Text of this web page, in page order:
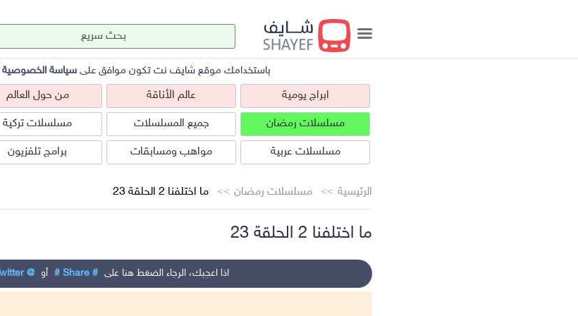
ابراج يومية
باستخدامك موقع شايف نت تكون موافق على سياسة الخصوصية
ابراج يومية عالم الأناقة من حول العالم
مسلسلات رمضان جميع المسلسلات مسلسلات تركية
مسلسلات عربية مواهب ومسابقات برامج تلفزيون
الرئيسية مسلسلات رمضان ما اختلفنا 2 الحلقة 23
ما اختلفنا 2 الحلقة 23
اذا اعجبك، الرجاء الضغط هنا على # Share # أو @ Twitter @